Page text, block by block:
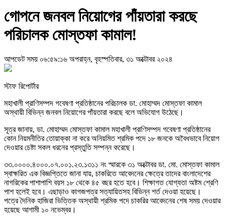
গোপনে জনবল নিয়োগের পাঁয়তারা করছে
পরিচালক মোস্তফা কামাল!
আপডেট সময় ০৬:৫৯:১৬ অপরাহ্ন, বৃহস্পতিবার, ৩১ অক্টোবর ২০২৪
স্টাফ রিপোর্টার
মহাখালী প্রাণিসম্পদ গবেষণা প্রতিষ্ঠানের পরিচালক ডা. মোহাম্মদ মোস্তফা কামাল
অস্থায়ী বিভিন্ন জনবল নিয়োগের পাঁয়তারা করছে বলে অভিযোগ উঠেছে।
সূত্র জানায়, ডা. মোহাম্মদ মোস্তফা কামাল মহাখালী প্রাণিসম্পদ গবেষণা প্রতিষ্ঠানের
কোন নিয়মনীতির তোয়াক্কা না করে অনিয়মিত শ্রমিক পদে ১৮ জনকে অবৈধভাবে নিয়োগ
দেওয়ার চেষ্টা সকল ধরনের প্রস্তুতি সম্পন্ন করেছে।
৩৩.০০০০.৪০০০.০৭.০০১.২৩.১৩১১ নং স্মারকে ৩১ অক্টোবর ডা. মো. মোস্তফা কামাল
স্বাক্ষরিত এক বিজ্ঞপ্তিতে জানা যায়, চাকরিতে আবেদনের ক্ষেত্রে তাদের বাংলাদেশের
নাগরিকের পাশাপাশি বয়স ১৮ থেকে ৪৫ বছর হতে হবে। শিক্ষাগত যোগ্যতা অষ্টম শ্রেণি
পাশ হলেই হবে। এছাড়াও কাগজপত্র সত্যায়িতসহ বিভিন্ন শর্ত দেওয়া হয়েছে।
পত্রে দৈনিক হাজিরা ভিত্তিক অস্থায়ী শ্রমিক পদে চাকরির আবেদনের শেষ সময় দেওয়ার
হয়েছে আগামী ১০ নভেম্বর।